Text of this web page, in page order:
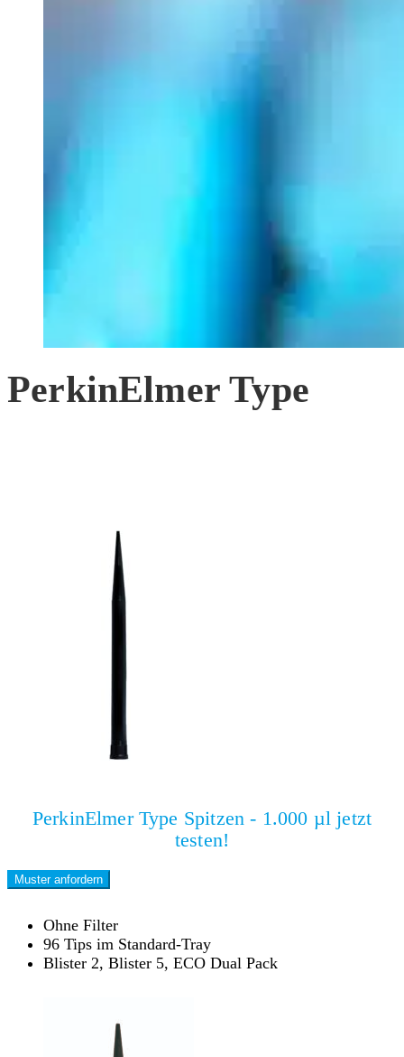
PerkinElmer Type
PerkinElmer Type Spitzen - 1.000 µl jetzt
testen!
Muster anfordern
Ohne Filter
96 Tips im Standard-Tray
Blister 2, Blister 5, ECO Dual Pack